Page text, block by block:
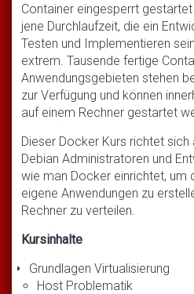
Container eingesperrt
jene Durchlaufzeit, die ein
Testen und Implementieren
extrem. Tausende fertige
Anwendungsgebieten stehen
zur Verfügung und können
auf einem Rechner gestartet
Dieser Docker Kurs richtet sich
Debian Administratoren und
wie man Docker einrichtet, um
eigene Anwendungen zu
Rechner zu verteilen.
Kursinhalte
Grundlagen Virtualisierung
Host Problematik